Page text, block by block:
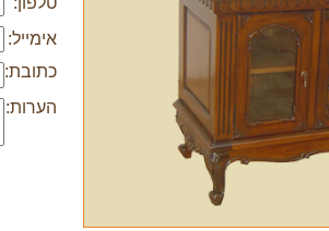
אימייל:
כתובת:
הערות: